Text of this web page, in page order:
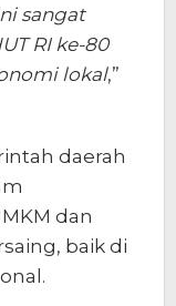
sangat
RI ke-80
lokal,”
daerah
dan
baik di